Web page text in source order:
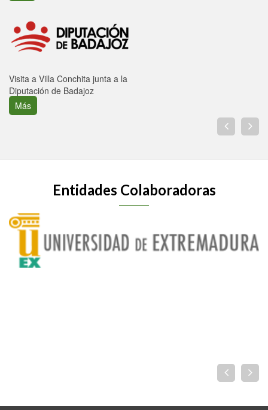
Visita a Villa Conchita junta a la
Diputación de Badajoz
Más
Entidades Colaboradoras